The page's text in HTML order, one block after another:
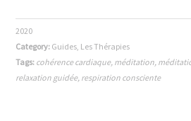
2020
Category: Guides, Les Thérapies
Tags: cohérence cardiaque, méditation,
relaxation guidée, respiration consciente